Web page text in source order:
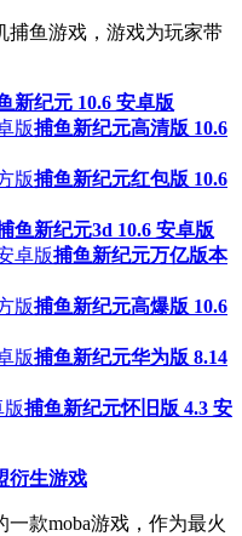
捕鱼游戏，游戏为玩家带
新纪元 10.6 安卓版
捕鱼新纪元高清版 10.6
捕鱼新纪元红包版 10.6
鱼新纪元3d 10.6 安卓版
捕鱼新纪元万亿版本
捕鱼新纪元高爆版 10.6
捕鱼新纪元华为版 8.14
捕鱼新纪元怀旧版 4.3 安
衍生游戏
款moba游戏，作为最火